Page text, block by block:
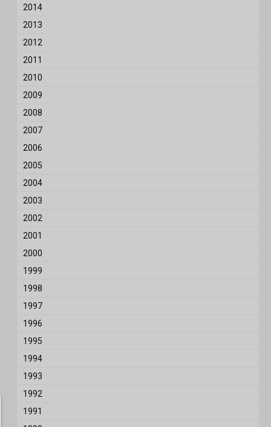
2014
2013
2012
2011
2010
2009
2008
2007
2006
2005
2004
2003
2002
2001
2000
1999
1998
1997
1996
1995
1994
1993
1992
1991